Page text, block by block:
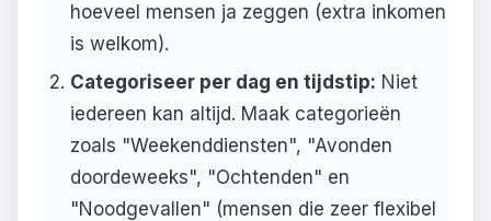
hoeveel mensen ja zeggen (extra inkomen
is welkom).
Categoriseer per dag en tijdstip: Niet
iedereen kan altijd. Maak categorieën
zoals "Weekenddiensten", "Avonden
doordeweeks", "Ochtenden" en
"Noodgevallen" (mensen die zeer flexibel